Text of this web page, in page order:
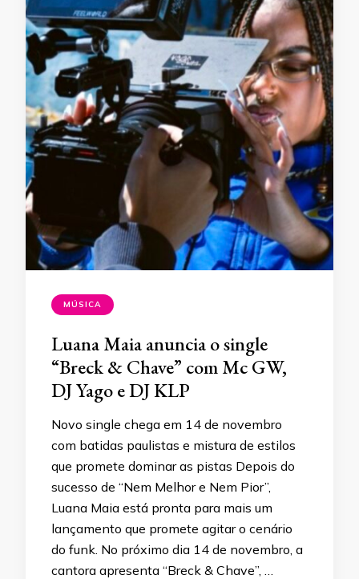
MÚSICA
Luana Maia anuncia o single
“Breck & Chave” com Mc GW,
DJ Yago e DJ KLP
Novo single chega em 14 de novembro
com batidas paulistas e mistura de estilos
que promete dominar as pistas Depois do
sucesso de “Nem Melhor e Nem Pior”,
Luana Maia está pronta para mais um
lançamento que promete agitar o cenário
do funk. No próximo dia 14 de novembro, a
cantora apresenta “Breck & Chave”, …